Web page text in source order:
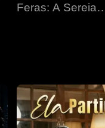
Feras: A Sereia